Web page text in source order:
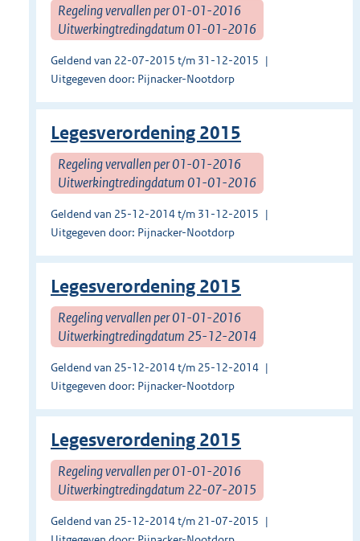
Regeling vervallen per 01-01-2016
Uitwerkingtredingdatum 01-01-2016
Geldend van 22-07-2015 t/m 31-12-2015
Uitgegeven door: Pijnacker-Nootdorp
Legesverordening 2015
Regeling vervallen per 01-01-2016
Uitwerkingtredingdatum 01-01-2016
Geldend van 25-12-2014 t/m 31-12-2015
Uitgegeven door: Pijnacker-Nootdorp
Legesverordening 2015
Regeling vervallen per 01-01-2016
Uitwerkingtredingdatum 25-12-2014
Geldend van 25-12-2014 t/m 25-12-2014
Uitgegeven door: Pijnacker-Nootdorp
Legesverordening 2015
Regeling vervallen per 01-01-2016
Uitwerkingtredingdatum 22-07-2015
Geldend van 25-12-2014 t/m 21-07-2015